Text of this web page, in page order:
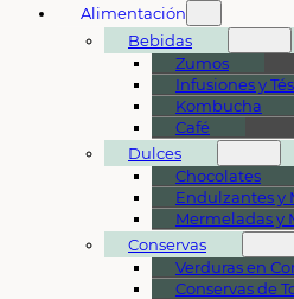
Alimentación
Bebidas
Zumos
Infusiones y Tés
Kombucha
Café
Dulces
Chocolates
Endulzantes y
Mermeladas y
Conservas
Verduras en
Conservas de